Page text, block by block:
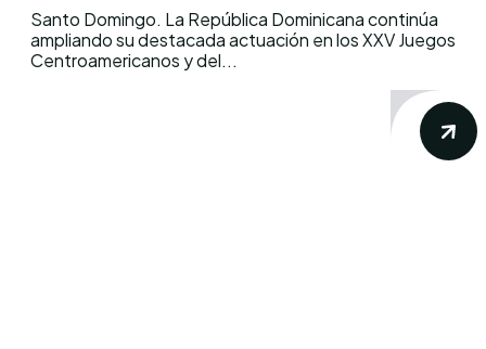
Santo Domingo. La República Dominicana continúa
ampliando su destacada actuación en los XXV Juegos
Centroamericanos y del...